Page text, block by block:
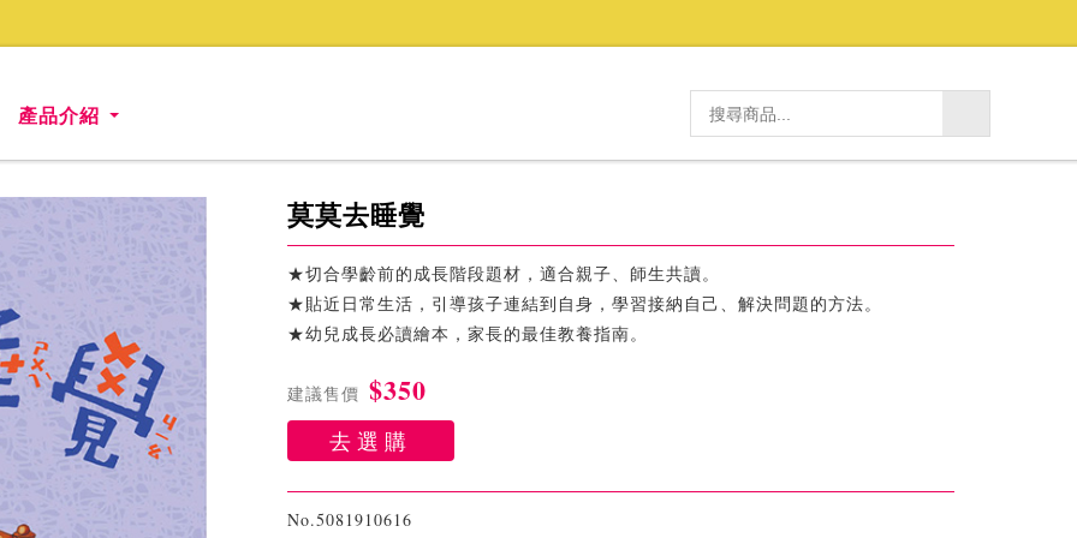
產品介紹
莫莫去睡覺
★切合學齡前的成長階段題材，適合親子、師生共讀。
★貼近日常生活，引導孩子連結到自身，學習接納自己、解決問題的方法。
★幼兒成長必讀繪本，家長的最佳教養指南。
建議售價 $350
去選購
No.5081910616